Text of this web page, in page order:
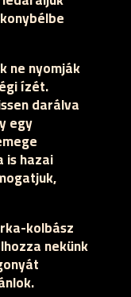
ne nyomják
ízét.
darálva
egy
is hazai
kolbász
nekünk